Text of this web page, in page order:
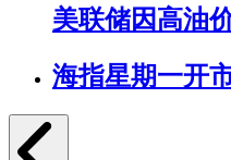
美联储因高油
海指星期一开